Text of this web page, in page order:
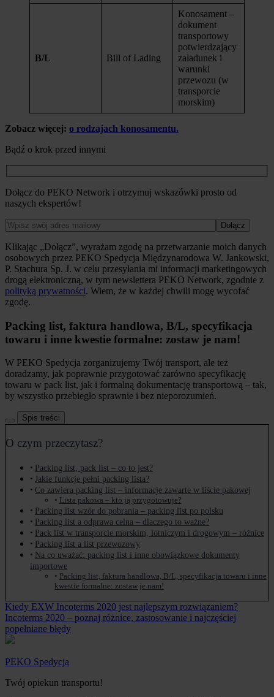
B/L Bill of Lading
Konosament –
dokument
transportowy
potwierdzający
załadunek i
warunki
przewozu (w
transporcie
morskim)
Zobacz więcej: o rodzajach konosamentu.
Bądź o krok przed innymi
Dołącz do PEKO Network i otrzymuj wskazówki prosto od
naszych ekspertów!
Klikając „Dołącz”, wyrażam zgodę na przetwarzanie moich danych
osobowych przez PEKO Spedycja Międzynarodowa W. Jankowski,
P. Stachura Sp. J. w celu przesyłania mi informacji marketingowych
drogą elektroniczną, w tym newslettera PEKO Network, zgodnie z
polityką prywatności. Wiem, że w każdej chwili mogę wycofać
zgodę.
Packing list, faktura handlowa, B/L, specyfikacja
towaru i inne kwestie formalne: zostaw je nam!
W PEKO Spedycja zorganizujemy Twój transport, ale też
doradzamy, jak poprawnie przygotować zarówno specyfikację
towaru w pack list, jak i formalną dokumentację transportową – tak,
by wszystko przebiegło sprawnie i bez nieporozumień.
Spis treści
O czym przeczytasz?
Packing list, pack list – co to jest?
Jakie funkcje pełni packing lista?
Co zawiera packing list – informacje zawarte w liście pakowej
Lista pakowa – kto ją przygotowuje?
Packing list wzór do pobrania – packing list po polsku
Packing list a odprawa celna – dlaczego to ważne?
Pack list w transporcie morskim, lotniczym i drogowym – różnice
Packing list a list przewozowy
Na co uważać: packing list i inne obowiązkowe dokumenty
importowe
Packing list, faktura handlowa, B/L, specyfikacja towaru i inne
kwestie formalne: zostaw je nam!
Kiedy EXW Incoterms 2020 jest najlepszym rozwiązaniem?
Incoterms 2020 – poznaj różnice, zastosowanie i najczęściej
popełniane błędy
PEKO Spedycja
Twój opiekun transportu!